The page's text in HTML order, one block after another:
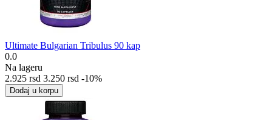
Ultimate Bulgarian Tribulus 90 kap
0.0
Na lageru
2.925 rsd 3.250 rsd -10%
Dodaj u korpu